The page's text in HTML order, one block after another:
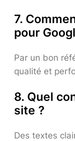
7.
pour
Par un bon
qualité et
8. Quel
site ?
Des textes